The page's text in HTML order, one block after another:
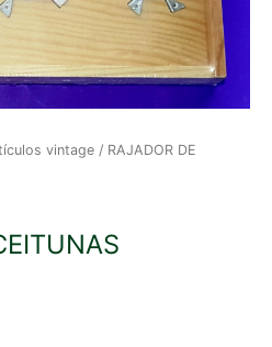
vintage / RAJADOR DE